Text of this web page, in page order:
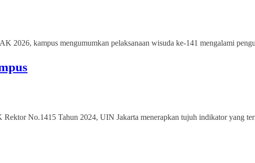
2026, kampus mengumumkan pelaksanaan wisuda ke-141 mengalami
Rektor No.1415 Tahun 2024, UIN Jakarta menerapkan tujuh indikator yang